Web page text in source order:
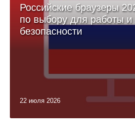
Российские браузеры
по выбору для работы и
безопасности
22 июля 2026